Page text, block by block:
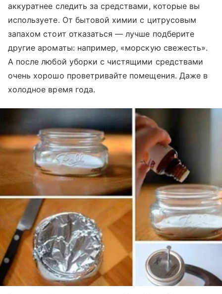
аккуратнее следить за средствами, которые вы
используете. От бытовой химии с цитрусовым
запахом стоит отказаться — лучше подберите
другие ароматы: например, «морскую свежесть».
А после любой уборки с чистящими средствами
очень хорошо проветривайте помещения. Даже в
холодное время года.